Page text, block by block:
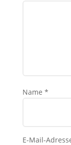
Name *
E-Mail-